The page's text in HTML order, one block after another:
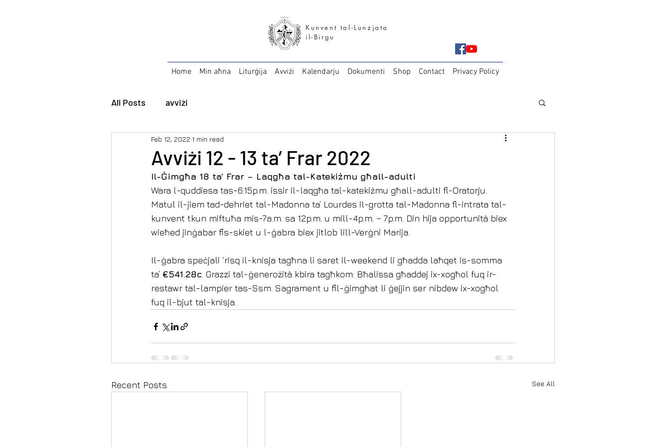
Kunvent tal-Lunzjata
il-Birgu
Home Min aħna Liturġija Avviżi Kalendarju Dokumenti Shop Contact Privacy Policy
All Posts avviżi
Avviżi 12 - 13 ta’ Frar 2022
Feb 12, 2022 1 min read
Il-Ġimgħa 18 ta’ Frar – Laqgħa tal-Katekiżmu għall-adulti
Wara l-quddiesa tas-6:15p.m. issir il-laqgħa tal-katekiżmu għall-adulti fl-Oratorju.
Matul il-jiem tad-dehriet tal-Madonna ta’ Lourdes il-grotta tal-Madonna fl-intrata tal-
kunvent tkun miftuħa mis-7a.m. sa 12p.m. u mill-4p.m. – 7p.m. Din hija opportunità biex
wieħed jinġabar fis-skiet u l-ġabra biex jitlob lill-Verġni Marija.
Il-ġabra speċjali ‘risq il-knisja tagħna li saret il-weekend li għadda laħqet is-somma
ta’ €541.28c . Grazzi tal-ġenerożità kbira tagħkom. Bħalissa għaddej ix-xogħol fuq ir-
restawr tal-lampier tas-Ssm. Sagrament u fil-ġimgħat li ġejjin ser nibdew ix-xogħol
fuq il-bjut tal-knisja.
Recent Posts See All